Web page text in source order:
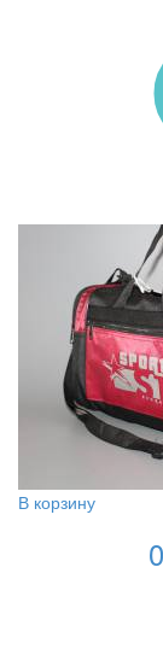
В корзину